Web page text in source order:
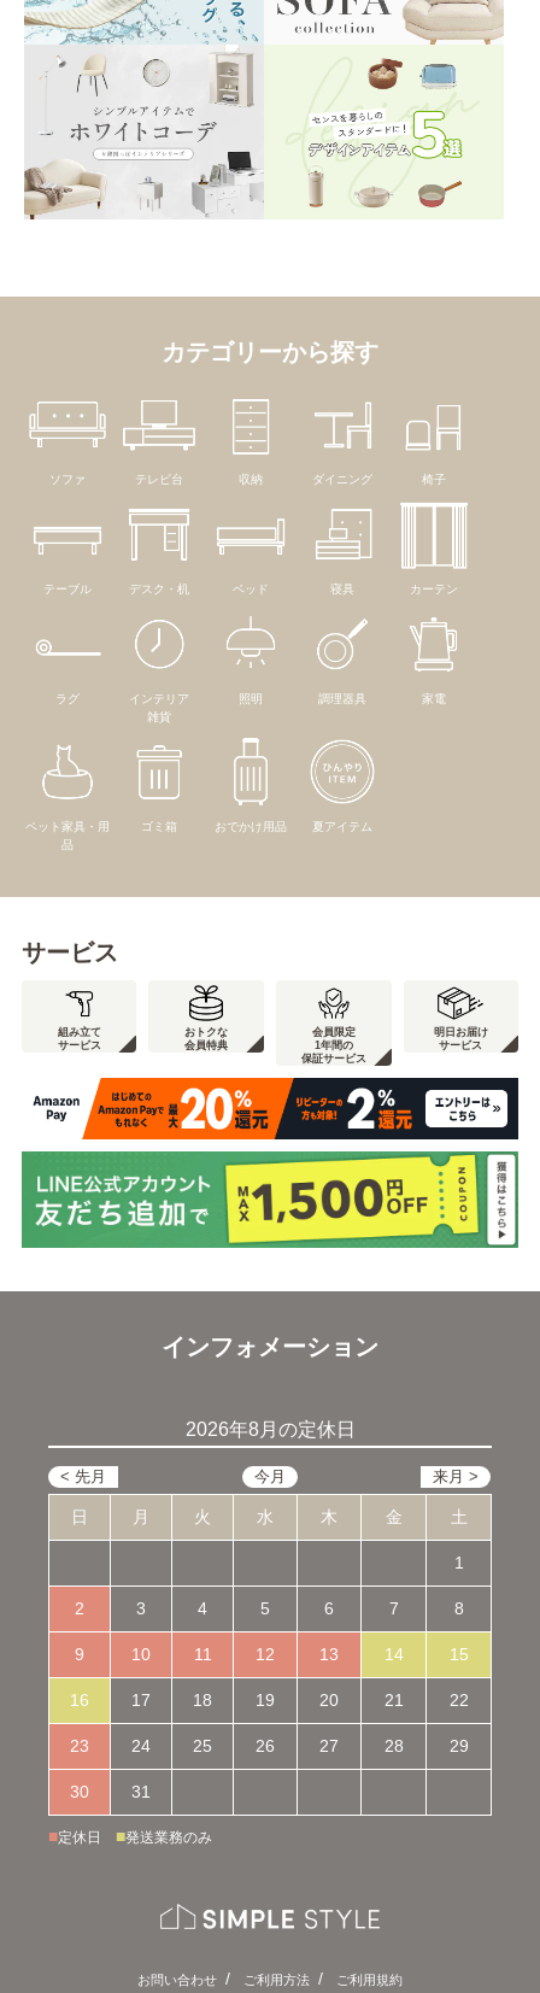
カテゴリーから探す
ソファ テレビ台 収納 ダイニング 椅子
テーブル デスク・机 ベッド 寝具 カーテン
ラグ
インテリア
雑貨
照明 調理器具 家電
ペット家具・用
品
ゴミ箱 おでかけ用品 夏アイテム
サービス
組み立て
サービス
おトクな
会員特典
会員限定
1年間の
保証サービス
明日お届け
サービス
インフォメーション
2026年8月の定休日
日 月 火 水 木 金 土
1
2 3 4 5 6 7 8
9 10 11 12 13 14 15
16 17 18 19 20 21 22
23 24 25 26 27 28 29
30 31
■定休日 ■発送業務のみ
お問い合わせ ご利用方法 ご利用規約